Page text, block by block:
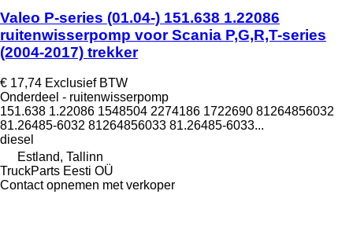
Valeo P-series (01.04-) 151.638 1.22086
ruitenwisserpomp voor Scania P,G,R,T-series
(2004-2017) trekker
€ 17,74 Exclusief BTW
Onderdeel - ruitenwisserpomp
151.638 1.22086 1548504 2274186 1722690 81264856032
81.26485-6032 81264856033 81.26485-6033...
diesel
Estland, Tallinn
TruckParts Eesti OÜ
Contact opnemen met verkoper